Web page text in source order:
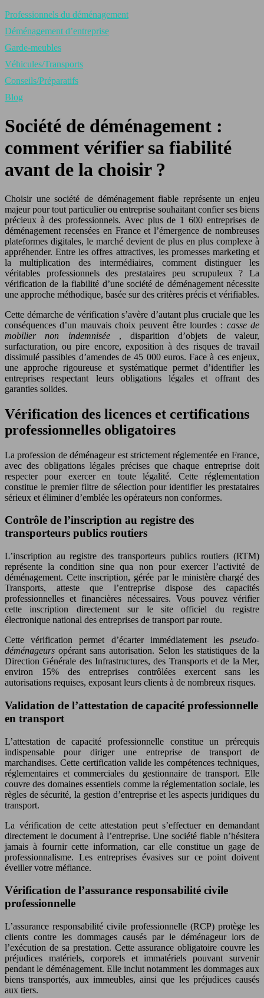
Professionnels du déménagement
Déménagement d’entreprise
Garde-meubles
Véhicules/Transports
Conseils/Préparatifs
Blog
Société de déménagement :
comment vérifier sa fiabilité
avant de la choisir ?
Choisir une société de déménagement fiable représente un enjeu
majeur pour tout particulier ou entreprise souhaitant confier ses biens
précieux à des professionnels. Avec plus de 1 600 entreprises de
déménagement recensées en France et l’émergence de nombreuses
plateformes digitales, le marché devient de plus en plus complexe à
appréhender. Entre les offres attractives, les promesses marketing et
la multiplication des intermédiaires, comment distinguer les
véritables professionnels des prestataires peu scrupuleux ? La
vérification de la fiabilité d’une société de déménagement nécessite
une approche méthodique, basée sur des critères précis et vérifiables.
Cette démarche de vérification s’avère d’autant plus cruciale que les
conséquences d’un mauvais choix peuvent être lourdes : casse de
mobilier non indemnisée , disparition d’objets de valeur,
surfacturation, ou pire encore, exposition à des risques de travail
dissimulé passibles d’amendes de 45 000 euros. Face à ces enjeux,
une approche rigoureuse et systématique permet d’identifier les
entreprises respectant leurs obligations légales et offrant des
garanties solides.
Vérification des licences et certifications
professionnelles obligatoires
La profession de déménageur est strictement réglementée en France,
avec des obligations légales précises que chaque entreprise doit
respecter pour exercer en toute légalité. Cette réglementation
constitue le premier filtre de sélection pour identifier les prestataires
sérieux et éliminer d’emblée les opérateurs non conformes.
Contrôle de l’inscription au registre des
transporteurs publics routiers
L’inscription au registre des transporteurs publics routiers (RTM)
représente la condition sine qua non pour exercer l’activité de
déménagement. Cette inscription, gérée par le ministère chargé des
Transports, atteste que l’entreprise dispose des capacités
professionnelles et financières nécessaires. Vous pouvez vérifier
cette inscription directement sur le site officiel du registre
électronique national des entreprises de transport par route.
Cette vérification permet d’écarter immédiatement les pseudo-
déménageursopérant sans autorisation. Selon les statistiques de la
Direction Générale des Infrastructures, des Transports et de la Mer,
environ 15% des entreprises contrôlées exercent sans les
autorisations requises, exposant leurs clients à de nombreux risques.
Validation de l’attestation de capacité professionnelle
en transport
L’attestation de capacité professionnelle constitue un prérequis
indispensable pour diriger une entreprise de transport de
marchandises. Cette certification valide les compétences techniques,
réglementaires et commerciales du gestionnaire de transport. Elle
couvre des domaines essentiels comme la réglementation sociale, les
règles de sécurité, la gestion d’entreprise et les aspects juridiques du
transport.
La vérification de cette attestation peut s’effectuer en demandant
directement le document à l’entreprise. Une société fiable n’hésitera
jamais à fournir cette information, car elle constitue un gage de
professionnalisme. Les entreprises évasives sur ce point doivent
éveiller votre méfiance.
Vérification de l’assurance responsabilité civile
professionnelle
L’assurance responsabilité civile professionnelle (RCP) protège les
clients contre les dommages causés par le déménageur lors de
l’exécution de sa prestation. Cette assurance obligatoire couvre les
préjudices matériels, corporels et immatériels pouvant survenir
pendant le déménagement. Elle inclut notamment les dommages aux
biens transportés, aux immeubles, ainsi que les préjudices causés
aux tiers.